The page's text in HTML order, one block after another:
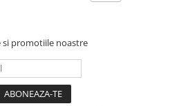
si promotiile noastre